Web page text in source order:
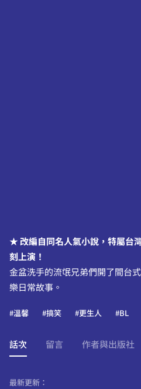
★ 改編自同名人氣小說，特屬台
刻上演！
金盆洗手的流氓兄弟們開了間台
樂日常故事。
#溫馨 #搞笑 #更生人 #BL
話次 留言 作者與出版社
最新更新：